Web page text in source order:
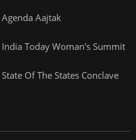
Agenda Aajtak
India Today Woman's Summit
State Of The States Conclave